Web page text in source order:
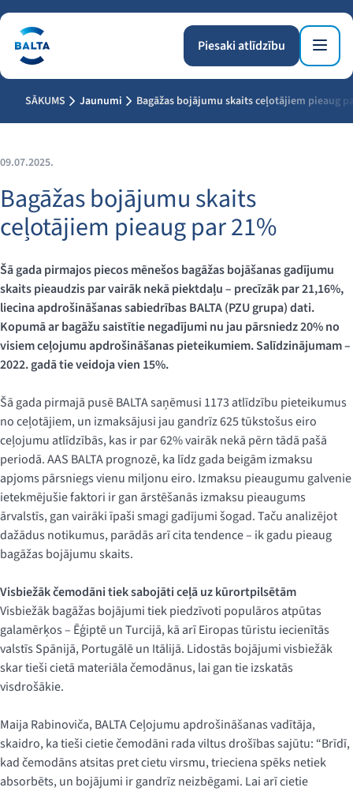
Piesaki atlīdzību
SĀKUMS Jaunumi Bagāžas bojājumu skaits ceļotājiem pieaug
09.07.2025.
Bagāžas bojājumu skaits
ceļotājiem pieaug par 21%
Šā gada pirmajos piecos mēnešos bagāžas bojāšanas gadījumu
skaits pieaudzis par vairāk nekā piektdaļu – precīzāk par 21,16%,
liecina apdrošināšanas sabiedrības BALTA (PZU grupa) dati.
Kopumā ar bagāžu saistītie negadījumi nu jau pārsniedz 20% no
visiem ceļojumu apdrošināšanas pieteikumiem. Salīdzinājumam –
2022. gadā tie veidoja vien 15%.
Šā gada pirmajā pusē BALTA saņēmusi 1173 atlīdzību pieteikumus
no ceļotājiem, un izmaksājusi jau gandrīz 625 tūkstošus eiro
ceļojumu atlīdzībās, kas ir par 62% vairāk nekā pērn tādā pašā
periodā. AAS BALTA prognozē, ka līdz gada beigām izmaksu
apjoms pārsniegs vienu miljonu eiro. Izmaksu pieaugumu galvenie
ietekmējušie faktori ir gan ārstēšanās izmaksu pieaugums
ārvalstīs, gan vairāki īpaši smagi gadījumi šogad. Taču analizējot
dažādus notikumus, parādās arī cita tendence – ik gadu pieaug
bagāžas bojājumu skaits.
Visbiežāk čemodāni tiek sabojāti ceļā uz kūrortpilsētām
Visbiežāk bagāžas bojājumi tiek piedzīvoti populāros atpūtas
galamērķos – Ēģiptē un Turcijā, kā arī Eiropas tūristu iecienītās
valstīs Spānijā, Portugālē un Itālijā. Lidostās bojājumi visbiežāk
skar tieši cietā materiāla čemodānus, lai gan tie izskatās
visdrošākie.
Maija Rabinoviča, BALTA Ceļojumu apdrošināšanas vadītāja,
skaidro, ka tieši cietie čemodāni rada viltus drošības sajūtu: “Brīdī,
kad čemodāns atsitas pret cietu virsmu, trieciena spēks netiek
absorbēts, un bojājumi ir gandrīz neizbēgami. Lai arī cietie